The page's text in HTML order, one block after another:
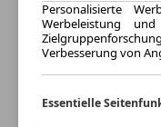
Personalisierte
Werbeleistung
Verbesserung von
Essentielle